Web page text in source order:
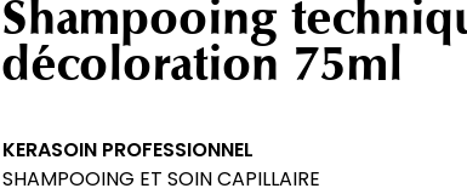
Shampooing
décoloration 75ml
KERASOIN PROFESSIONNEL
SHAMPOOING ET SOIN CAPILLAIRE